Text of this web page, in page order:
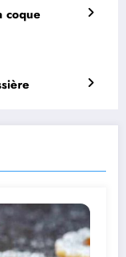
coque